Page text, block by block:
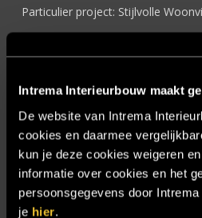
Intrema Interieurbouw maakt
De website van Intrema
cookies en daarmee
kun je deze cookies weigeren
informatie over cookies en het
persoonsgegevens door
je hier.
Particulier project: Stijlvolle
Referenties
Samenwerken
Sensire
Showroom
SIDN